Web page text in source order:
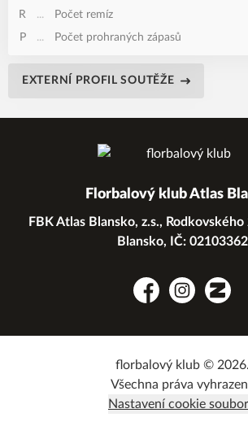
R
...
Počet remíz
P
... Počet prohraných zápasů
EXTERNÍ PROFIL SOUTĚŽE
Florbalový klub Atlas
FBK Atlas Blansko, z.s.,
Blansko, IČ: 02103362
FacebookInstagram
florbalový klub © 2026.
Všechna práva
Nastavení cookie